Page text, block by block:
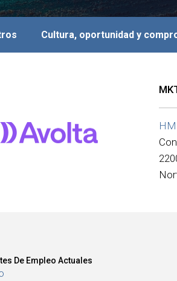
Cultura, oportunidad y
De Empleo Actuales